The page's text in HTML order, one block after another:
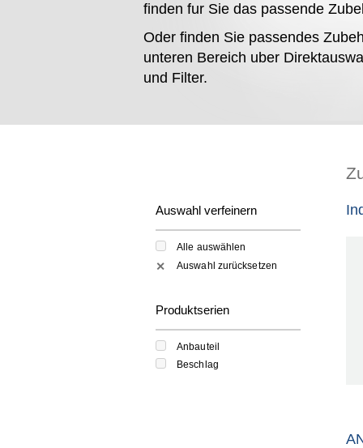
finden fur Sie das passende
Oder finden Sie passendes
unteren Bereich uber
und Filter.
Auswahl verfeinern
Alle auswählen
✕ Auswahl zurücksetzen
Produktserien
Anbauteil
Beschlag